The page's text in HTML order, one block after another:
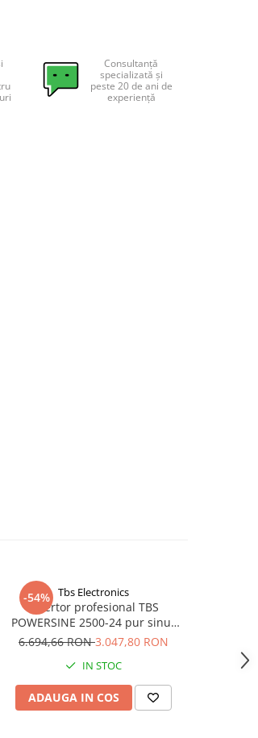
Consultanță
specializată și
peste 20 de ani de
experiență
-54% Tbs Electronics
Invertor profesional TBS
POWERSINE 2500-24 pur sinus
DC/AC
6.694,66 RON3.047,80 RON
IN STOC
ADAUGA IN COS